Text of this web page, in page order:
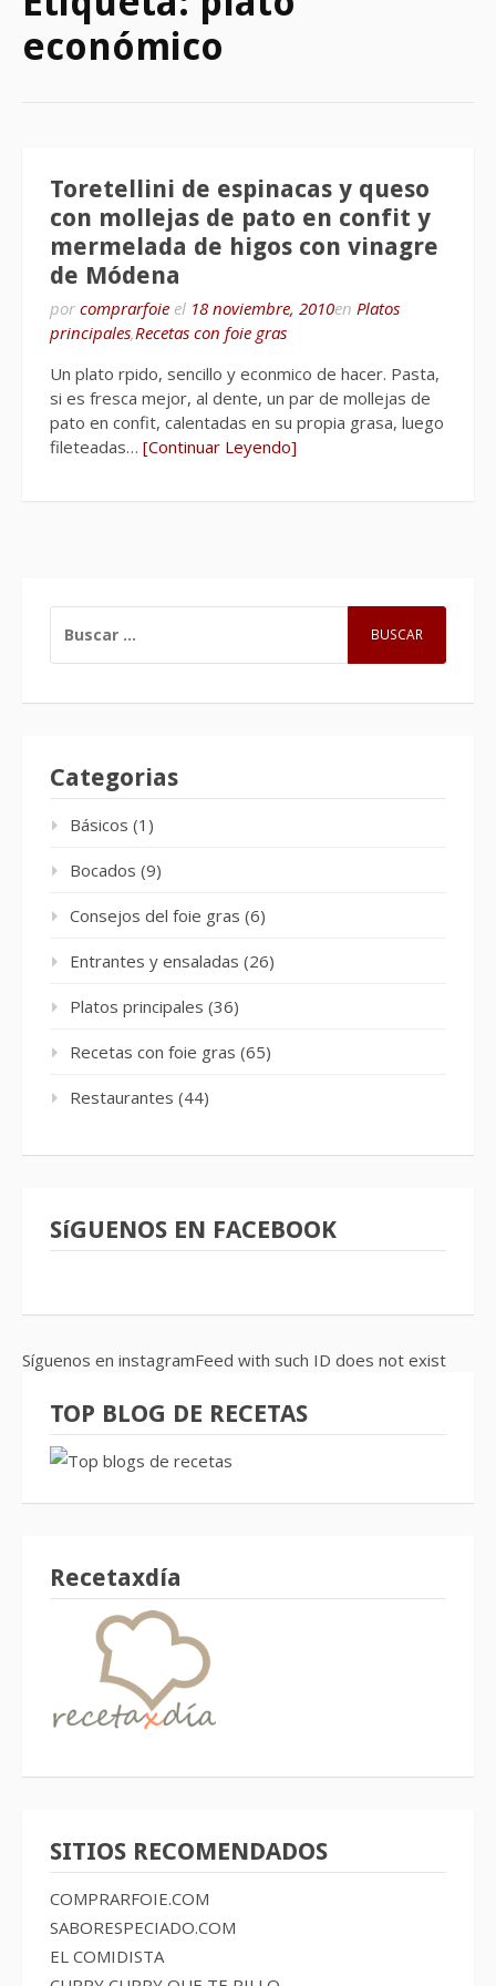
económico
Toretellini de espinacas y queso
con mollejas de pato en confit y
mermelada de higos con vinagre
de Módena
por comprarfoie el 18 noviembre, 2010en Platos
principales,Recetas con foie gras
Un plato rpido, sencillo y econmico de hacer. Pasta,
si es fresca mejor, al dente, un par de mollejas de
pato en confit, calentadas en su propia grasa, luego
fileteadas… [Continuar Leyendo]
Categorias
Básicos (1)
Bocados (9)
Consejos del foie gras (6)
Entrantes y ensaladas (26)
Platos principales (36)
Recetas con foie gras (65)
Restaurantes (44)
SíGUENOS EN FACEBOOK
Síguenos en instagramFeed with such ID does not exist
TOP BLOG DE RECETAS
Recetaxdía
SITIOS RECOMENDADOS
COMPRARFOIE.COM
SABORESPECIADO.COM
EL COMIDISTA